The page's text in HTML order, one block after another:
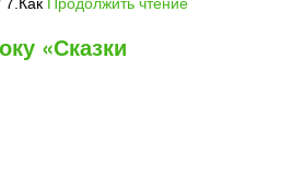
7.Как Продолжить чтение
«Сказки